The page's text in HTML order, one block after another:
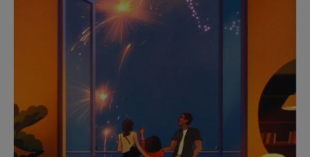
OM
HET
DEMPEN
OP
TE
HEFFEN